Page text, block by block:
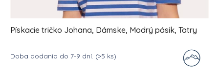
Pískacie tričko Johana, Dámske, Modrý pásik, Tatry
Doba dodania do 7-9 dní. (>5 ks)